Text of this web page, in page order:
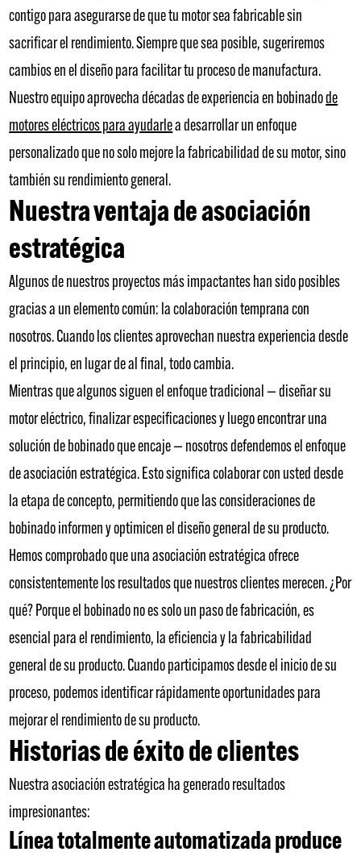
contigo para asegurarse de que tu motor sea fabricable sin
sacrificar el rendimiento. Siempre que sea posible, sugeriremos
cambios en el diseño para facilitar tu proceso de manufactura.
Nuestro equipo aprovecha décadas de experiencia en bobinadode
motores eléctricos para ayudarlea desarrollar un enfoque
personalizado que no solo mejore la fabricabilidad de su motor, sino
también su rendimiento general.
Nuestra ventaja de asociación
estratégica
Algunos de nuestros proyectos más impactantes han sido posibles
gracias a un elemento común: la colaboración temprana con
nosotros. Cuando los clientes aprovechan nuestra experiencia desde
el principio, en lugar de al final, todo cambia.
Mientras que algunos siguen el enfoque tradicional — diseñar su
motor eléctrico, finalizar especificaciones y luego encontrar una
solución de bobinado que encaje — nosotros defendemos el enfoque
de asociación estratégica. Esto significa colaborar con usted desde
la etapa de concepto, permitiendo que las consideraciones de
bobinado informen y optimicen el diseño general de su producto.
Hemos comprobado que una asociación estratégica ofrece
consistentemente los resultados que nuestros clientes merecen. ¿Por
qué? Porque el bobinado no es solo un paso de fabricación, es
esencial para el rendimiento, la eficiencia y la fabricabilidad
general de su producto. Cuando participamos desde el inicio de su
proceso, podemos identificar rápidamente oportunidades para
mejorar el rendimiento de su producto.
Historias de éxito de clientes
Nuestra asociación estratégica ha generado resultados
impresionantes:
Línea totalmente automatizada produce